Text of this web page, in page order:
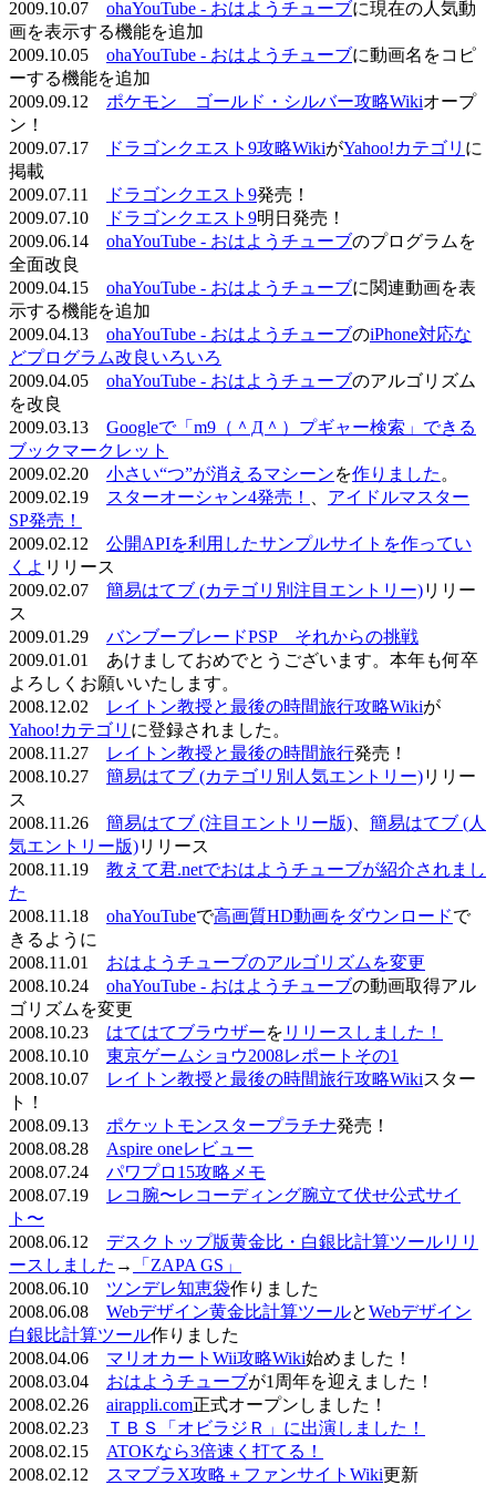
2009.10.07 ohaYouTube - おはようチューブに現在の人気動
画を表示する機能を追加
2009.10.05 ohaYouTube - おはようチューブに動画名をコピ
ーする機能を追加
2009.09.12 ポケモン ゴールド・シルバー攻略Wikiオープ
ン！
2009.07.17
ドラゴンクエスト9攻略WikiがYahoo!カテゴリ に
掲載
2009.07.11
ドラゴンクエスト9発売！
2009.07.10
ドラゴンクエスト9明日発売！
2009.06.14 ohaYouTube - おはようチューブのプログラムを
全面改良
2009.04.15 ohaYouTube - おはようチューブに関連動画を表
示する機能を追加
2009.04.13 ohaYouTube - おはようチューブのiPhone対応な
どプログラム改良いろいろ
2009.04.05 ohaYouTube - おはようチューブのアルゴリズム
を改良
2009.03.13 Googleで「m9（＾Д＾）プギャー検索」できる
ブックマークレット
2009.02.20 小さい“つ”が消えるマシーンを作りました 。
2009.02.19
スターオーシャン4発売！
アイドルマスター
SP発売！
2009.02.12 公開APIを利用したサンプルサイトを作ってい
くよ リリース
2009.02.07 簡易はてブ (カテゴリ別注目エントリー)リリー
ス
2009.01.29 バンブーブレードPSP それからの挑戦
2009.01.01 あけましておめでとうございます。本年も何卒
よろしくお願いいたします。
2008.12.02
レイトン教授と最後の時間旅行攻略Wikiが
Yahoo!カテゴリ に登録されました。
2008.11.27
レイトン教授と最後の時間旅行発売！
2008.10.27 簡易はてブ (カテゴリ別人気エントリー)リリー
ス
2008.11.26 簡易はてブ (注目エントリー版)
簡易はてブ (人
気エントリー版)リリース
2008.11.19 教えて君.netでおはようチューブが紹介されまし
た
2008.11.18 ohaYouTubeで高画質HD動画をダウンロードで
きるように
2008.11.01 おはようチューブのアルゴリズムを変更
2008.10.24 ohaYouTube - おはようチューブの動画取得アル
ゴリズムを変更
2008.10.23 はてはてブラウザーを リリースしました！
2008.10.10 東京ゲームショウ2008レポートその1
2008.10.07
レイトン教授と最後の時間旅行攻略Wikiスター
ト！
2008.09.13 ポケットモンスタープラチナ発売！
2008.08.28 Aspire oneレビュー
2008.07.24 パワプロ15攻略メモ
2008.07.19
レコ腕〜レコーディング腕立て伏せ公式サイ
ト〜
2008.06.12 デスクトップ版黄金比・白銀比計算ツールリリ
ースしました →
「ZAPA GS」
2008.06.10 ツンデレ知恵袋作りました
2008.06.08 Webデザイン黄金比計算ツールとWebデザイン
白銀比計算ツール作りました
2008.04.06 マリオカートWii攻略Wiki始めました！
2008.03.04 おはようチューブが1周年を迎えました！
2008.02.26 airappli.com正式オープンしました！
2008.02.23
ＴＢＳ「オビラジＲ」に出演しました！
2008.02.15 ATOKなら3倍速く打てる！
2008.02.12
スマブラX攻略＋ファンサイトWiki更新